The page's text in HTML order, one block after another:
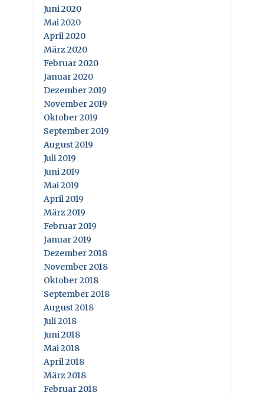
Juni 2020
Mai 2020
April 2020
März 2020
Februar 2020
Januar 2020
Dezember 2019
November 2019
Oktober 2019
September 2019
August 2019
Juli 2019
Juni 2019
Mai 2019
April 2019
März 2019
Februar 2019
Januar 2019
Dezember 2018
November 2018
Oktober 2018
September 2018
August 2018
Juli 2018
Juni 2018
Mai 2018
April 2018
März 2018
Februar 2018